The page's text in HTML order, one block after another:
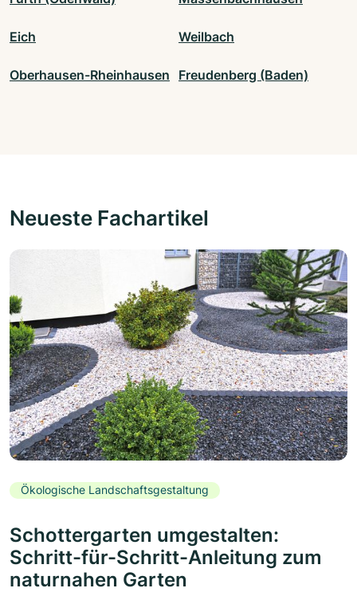
Eich Weilbach
Oberhausen-Rheinhausen Freudenberg (Baden)
Neueste Fachartikel
Ökologische Landschaftsgestaltung
Schottergarten umgestalten:
Schritt-für-Schritt-Anleitung zum
naturnahen Garten